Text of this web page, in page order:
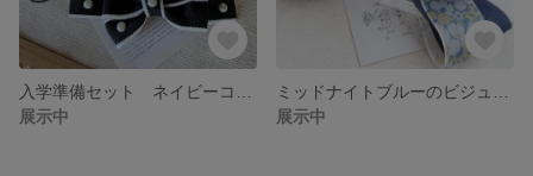
展示中
展示中